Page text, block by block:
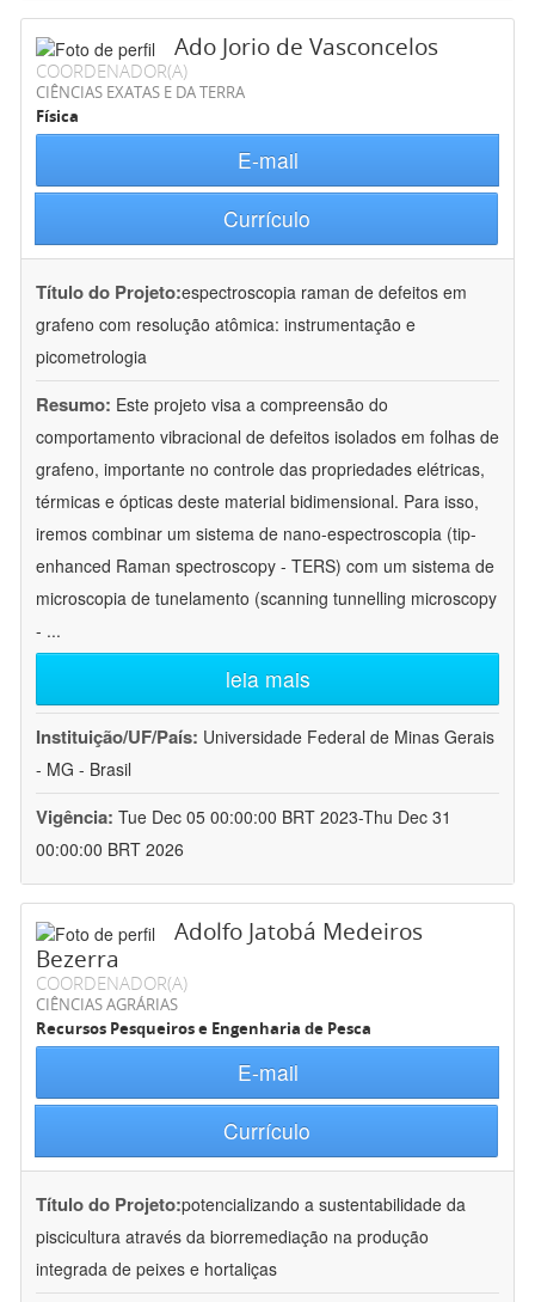
Ado Jorio de Vasconcelos
COORDENADOR(A)
CIÊNCIAS EXATAS E DA TERRA
Física
E-mail
Currículo
Título do Projeto:espectroscopia raman de defeitos em
grafeno com resolução atômica: instrumentação e
picometrologia
Resumo: Este projeto visa a compreensão do
comportamento vibracional de defeitos isolados em folhas de
grafeno, importante no controle das propriedades elétricas,
térmicas e ópticas deste material bidimensional. Para isso,
iremos combinar um sistema de nano-espectroscopia (tip-
enhanced Raman spectroscopy - TERS) com um sistema de
microscopia de tunelamento (scanning tunnelling microscopy
- ...
leia mais
Instituição/UF/País: Universidade Federal de Minas Gerais
- MG - Brasil
Vigência: Tue Dec 05 00:00:00 BRT 2023-Thu Dec 31
00:00:00 BRT 2026
Adolfo Jatobá Medeiros
Bezerra
COORDENADOR(A)
CIÊNCIAS AGRÁRIAS
Recursos Pesqueiros e Engenharia de Pesca
E-mail
Currículo
Título do Projeto:potencializando a sustentabilidade da
piscicultura através da biorremediação na produção
integrada de peixes e hortaliças